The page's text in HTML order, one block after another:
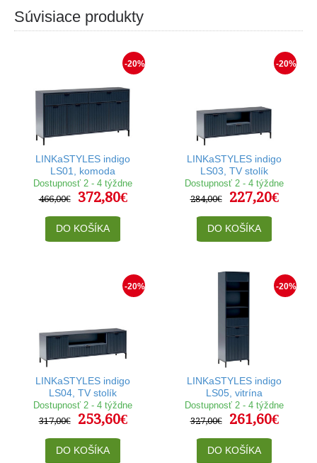
Súvisiace produkty
-20%
LINKaSTYLES indigo
LS01, komoda
Dostupnosť 2 - 4 týždne
466,00€
372,80€
DO KOŠÍKA
-20%
LINKaSTYLES indigo
LS03, TV stolík
Dostupnosť 2 - 4 týždne
284,00€
227,20€
DO KOŠÍKA
-20%
LINKaSTYLES indigo
LS04, TV stolík
Dostupnosť 2 - 4 týždne
317,00€
253,60€
DO KOŠÍKA
-20%
LINKaSTYLES indigo
LS05, vitrína
Dostupnosť 2 - 4 týždne
327,00€
261,60€
DO KOŠÍKA